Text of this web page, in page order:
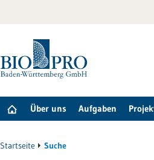
Über uns Aufgaben
Startseite Suche